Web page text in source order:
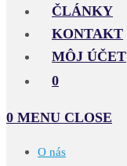
ČLÁNKY
KONTAKT
MÔJ ÚČET
0
0 MENU CLOSE
O nás